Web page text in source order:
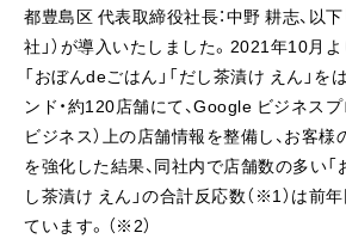
都豊島区 代表取締役社長：中野 耕志、以下
社」）が導入いたしました。2021年10月
「おぼんdeごはん」「だし茶漬け えん」
ンド・約120店舗にて、Google ビジネスプ
ビジネス）上の店舗情報を整備し、お客
を強化した結果、同社内で店舗数の多い「
し茶漬け えん」の合計反応数（※1）は前
ています。（※2）